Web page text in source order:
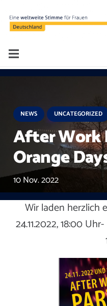
NEWS UNCATEGORIZED
After Work
Orange
10 Nov. 2022
Wir laden herzlich
24.11.2022, 18:00